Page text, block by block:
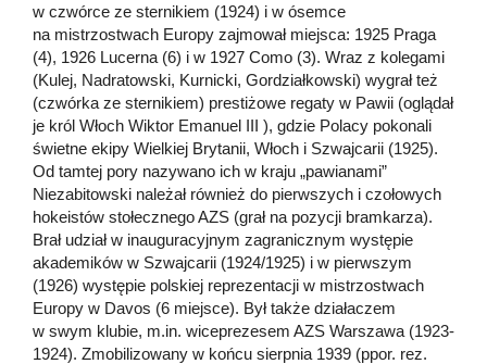
w czwórce ze sternikiem (1924) i w ósemce
na mistrzostwach Europy zajmował miejsca: 1925 Praga
(4), 1926 Lucerna (6) i w 1927 Como (3). Wraz z kolegami
(Kulej, Nadratowski, Kurnicki, Gordziałkowski) wygrał też
(czwórka ze sternikiem) prestiżowe regaty w Pawii (oglądał
je król Włoch Wiktor Emanuel III ), gdzie Polacy pokonali
świetne ekipy Wielkiej Brytanii, Włoch i Szwajcarii (1925).
Od tamtej pory nazywano ich w kraju „pawianami”
Niezabitowski należał również do pierwszych i czołowych
hokeistów stołecznego AZS (grał na pozycji bramkarza).
Brał udział w inauguracyjnym zagranicznym występie
akademików w Szwajcarii (1924/1925) i w pierwszym
(1926) występie polskiej reprezentacji w mistrzostwach
Europy w Davos (6 miejsce). Był także działaczem
w swym klubie, m.in. wiceprezesem AZS Warszawa (1923-
1924). Zmobilizowany w końcu sierpnia 1939 (ppor. rez.